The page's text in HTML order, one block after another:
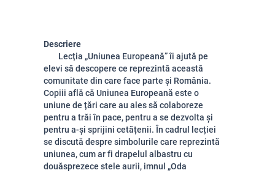
Descriere
Lecția „Uniunea Europeană” îi ajută pe
elevi să descopere ce reprezintă această
comunitate din care face parte și România.
Copiii află că Uniunea Europeană este o
uniune de țări care au ales să colaboreze
pentru a trăi în pace, pentru a se dezvolta și
pentru a-și sprijini cetățenii. În cadrul lecției
se discută despre simbolurile care reprezintă
uniunea, cum ar fi drapelul albastru cu
douăsprezece stele aurii, imnul „Oda